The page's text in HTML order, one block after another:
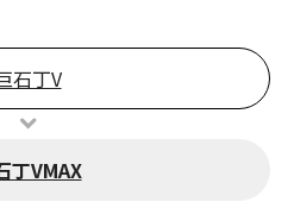
石丁V
丁VMAX